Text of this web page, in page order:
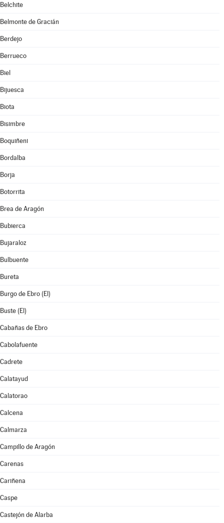
Belchite
Belmonte de Gracián
Berdejo
Berrueco
Biel
Bijuesca
Biota
Bisimbre
Boquiñeni
Bordalba
Borja
Botorrita
Brea de Aragón
Bubierca
Bujaraloz
Bulbuente
Bureta
Burgo de Ebro (El)
Buste (El)
Cabañas de Ebro
Cabolafuente
Cadrete
Calatayud
Calatorao
Calcena
Calmarza
Campillo de Aragón
Carenas
Cariñena
Caspe
Castejón de Alarba